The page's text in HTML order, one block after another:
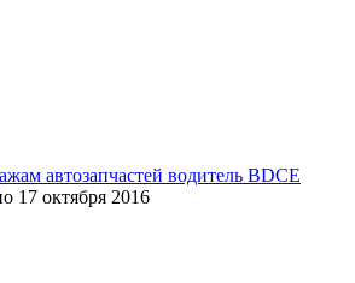
автозапчастей водитель ВDCE
17 октября 2016